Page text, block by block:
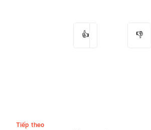
👍 👎
Tiếp theo